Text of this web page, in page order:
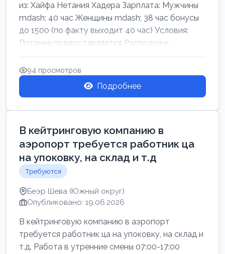
из: Хайфа Нетания Хадера Зарплата: Мужчины
mdash; 40 час Женщины mdash; 38 час бонусы
до 1500 (по факту выходит 40 час) Условия:
Питание предоставляется Расположе...
94 просмотров
Подробнее
В кейтринговую компанию в
аэропорт требуется работник ца
на упоковку, на склад и т.д
Требуются
Беэр Шева (Южный округ)
Опубликовано: 19.06.2026
В кейтринговую компанию в аэропорт
требуется работник ца на упоковку, на склад и
т.д. Работа в утренние смены 07:00-17:00